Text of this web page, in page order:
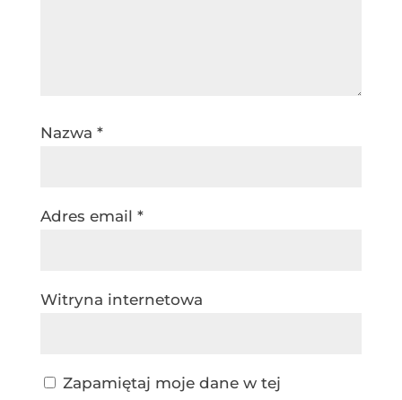
Nazwa *
Adres email *
Witryna internetowa
Zapamiętaj moje dane w tej